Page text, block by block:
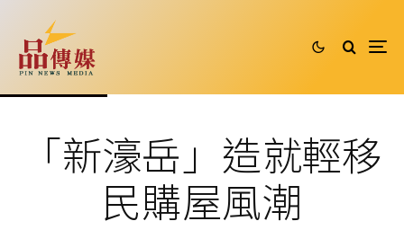
「新濠岳」造就輕移
民購屋風潮